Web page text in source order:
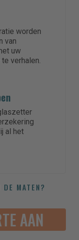
worden
van
uw
verhalen.
al het
MATEN?
AAN